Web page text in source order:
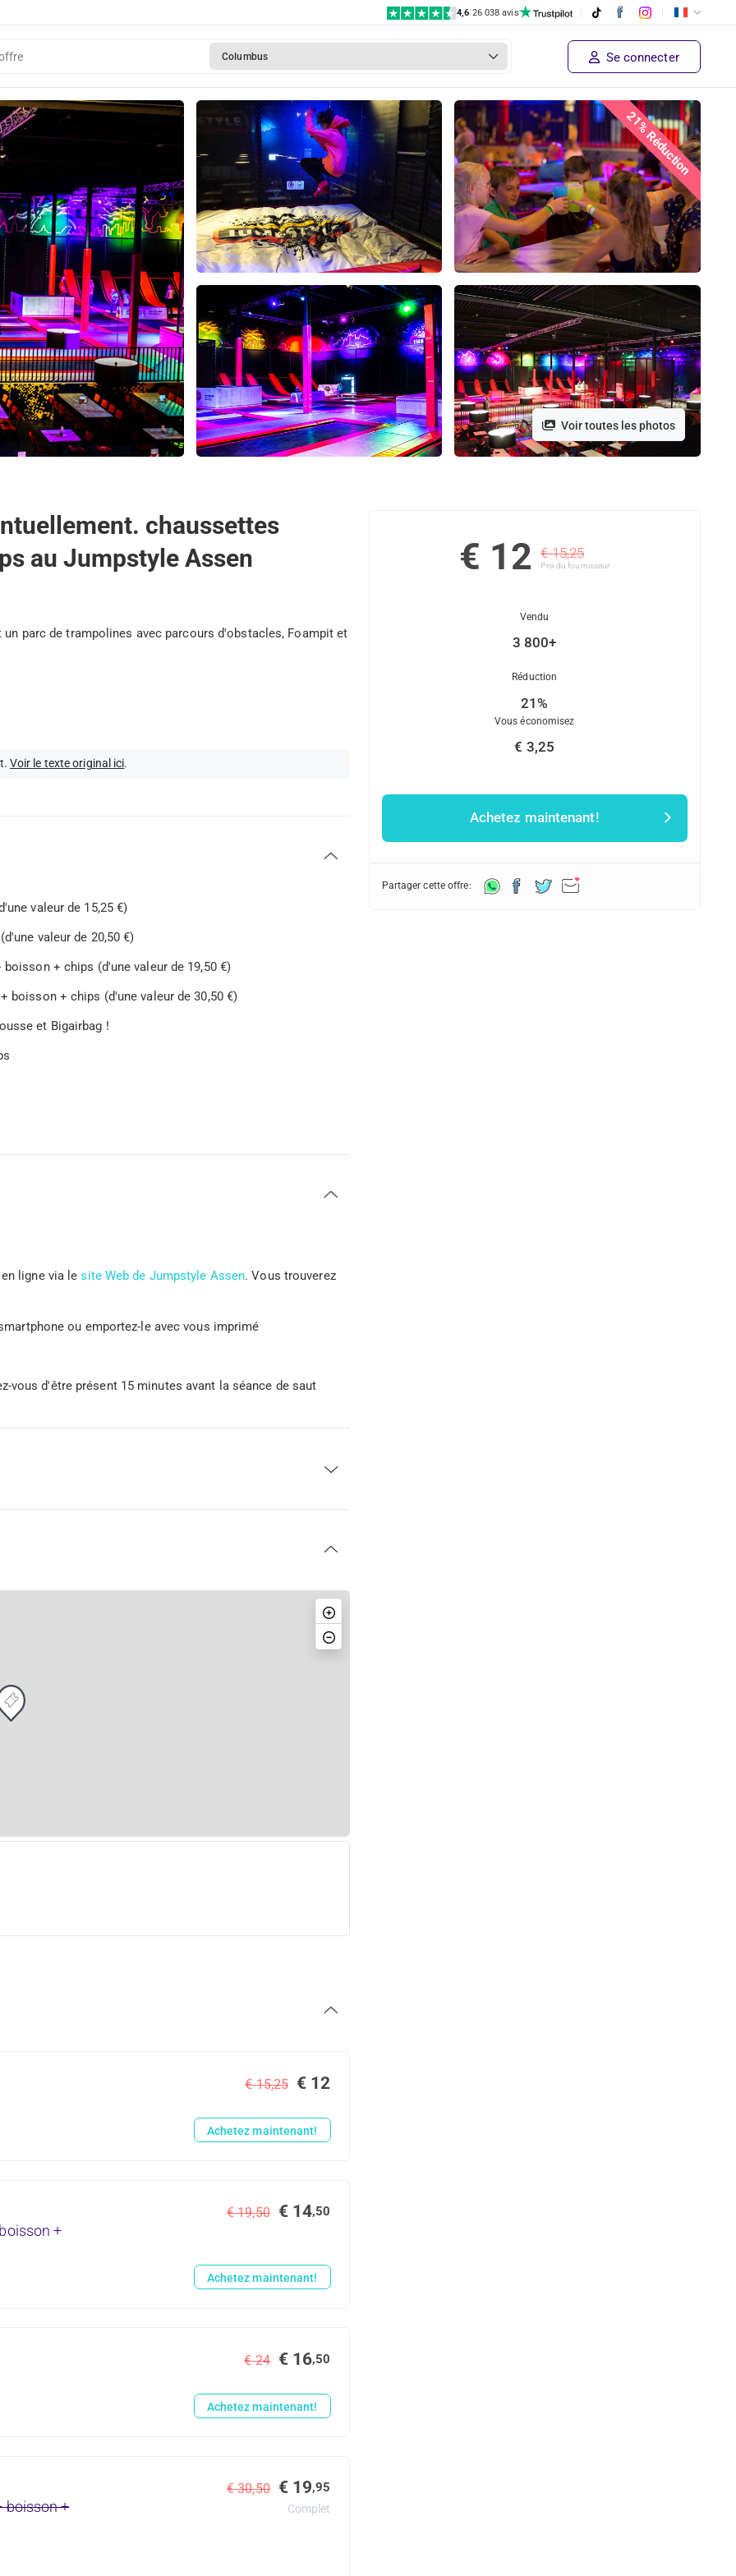
4,6|26 038 avis
Columbus Se connecter
21% Réduction
Voir toutes les photos
chaussettes
au Jumpstyle Assen
parc de trampolines avec parcours d'obstacles, Foampit et
Voir le texte original ici.
valeur de 15,25 €)
valeur de 20,50 €)
+ chips (d'une valeur de 19,50 €)
boisson + chips (d'une valeur de 30,50 €)
et Bigairbag !
ligne via lesite Web de Jumpstyle Assen. Vous trouverez
ou emportez-le avec vous imprimé
vous d'être présent 15 minutes avant la séance de saut
€ 15,25 € 12
Achetez maintenant!
+
€ 19,50 € 14,50
Achetez maintenant!
€ 24 € 16,50
Achetez maintenant!
boisson +
€ 30,50 € 19,95
Complet
€ 12 € 15,25
Prix ​​du fournisseur
Vendu
3 800+
Réduction
21%
Vous économisez
€ 3,25
Achetez maintenant!
Partager cette offre: